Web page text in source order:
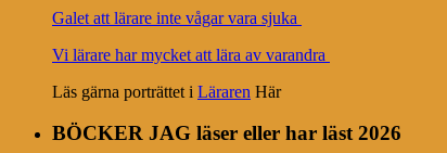
Galet att lärare inte vågar vara sjuka
Vi lärare har mycket att lära av varandra
Läs gärna porträttet i Läraren Här
BÖCKER JAG läser eller har läst 2026